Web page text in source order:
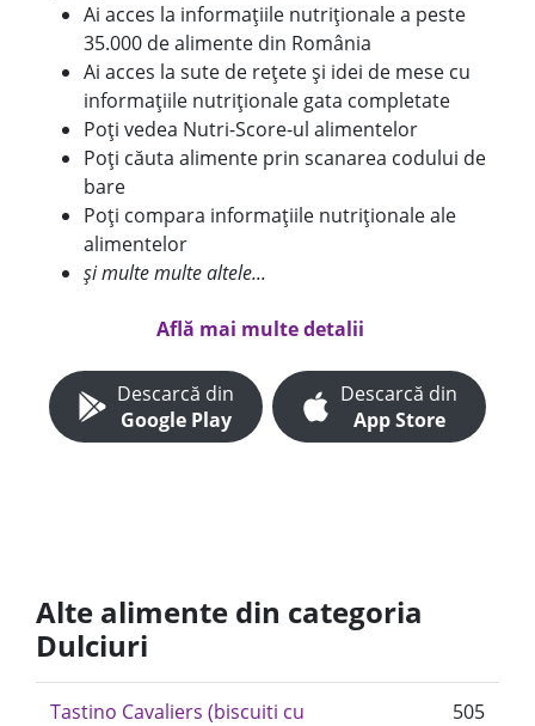
Ai acces la informațiile nutriționale a peste
35.000 de alimente din România
Ai acces la sute de rețete și idei de mese cu
informațiile nutriționale gata completate
Poți vedea Nutri-Score-ul alimentelor
Poți căuta alimente prin scanarea codului de
bare
Poți compara informațiile nutriționale ale
alimentelor
și multe multe altele...
Află mai multe detalii
Descarcă din
Google Play
Descarcă din
App Store
Alte alimente din categoria
Dulciuri
Tastino Cavaliers (biscuiti cu
505